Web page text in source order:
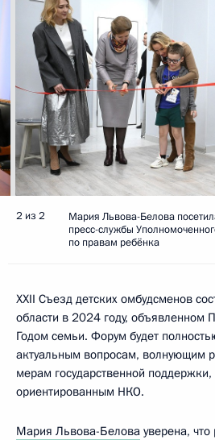
2 из 2
Мария Львова-Белова
пресс-службы
по правам ребёнка
XXII Съезд детских омбудсменов
области в 2024 году, объявленном
Годом семьи. Форум будет
актуальным вопросам, волнующим
мерам государственной
ориентированным НКО.
Мария Львова-Белова уверена,